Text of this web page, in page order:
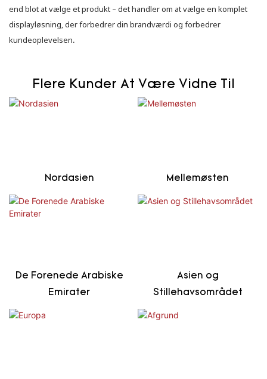
end blot at vælge et produkt – det handler om at vælge en komplet
displayløsning, der forbedrer din brandværdi og forbedrer
kundeoplevelsen.
Flere Kunder At Være Vidne Til
Nordasien Mellemøsten
De Forenede Arabiske
Emirater
Asien og
Stillehavsområdet